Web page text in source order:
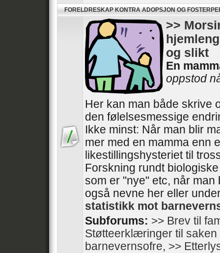
FORELDRESKAP KONTRA ADOPSJON OG
>>
og slikt
En
oppstod
Her kan man både skrive
den følelsesmessige
Ikke minst: Når man blir
mer med en mamma enn
likestillingshysteriet til
Forskning rundt
som er "nye" etc, når man
også nevne her eller
statistikk mot
Subforums: >> Brev til
Støtteerklæringer til saken
barnevernsofre, >>